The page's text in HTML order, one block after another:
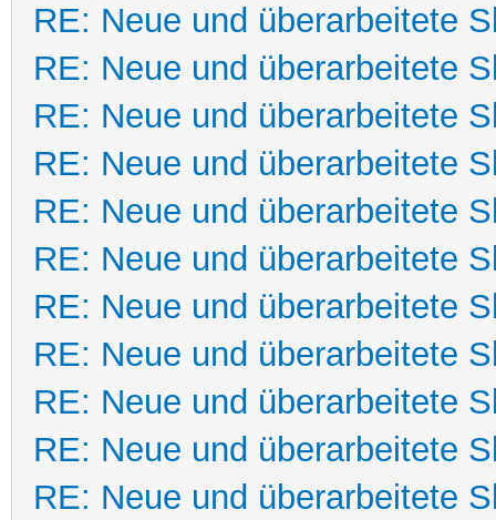
RE: Neue und überarbeitete
RE: Neue und überarbeitete
RE: Neue und überarbeitete
RE: Neue und überarbeitete
RE: Neue und überarbeitete
RE: Neue und überarbeitete
RE: Neue und überarbeitete
RE: Neue und überarbeitete
RE: Neue und überarbeitete
RE: Neue und überarbeitete
RE: Neue und überarbeitete